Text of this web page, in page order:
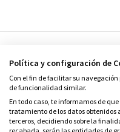
Política y configuración de
Con el fin de facilitar su
de funcionalidad similar.
En todo caso, te informamos de
tratamiento de los datos obtenidos
terceros, decidiendo sobre la